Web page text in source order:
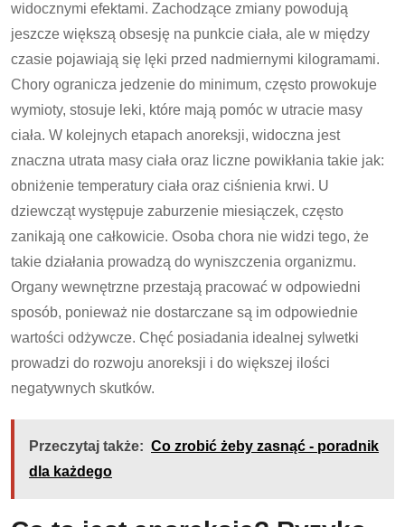
widocznymi efektami. Zachodzące zmiany powodują
jeszcze większą obsesję na punkcie ciała, ale w między
czasie pojawiają się lęki przed nadmiernymi kilogramami.
Chory ogranicza jedzenie do minimum, często prowokuje
wymioty, stosuje leki, które mają pomóc w utracie masy
ciała. W kolejnych etapach anoreksji, widoczna jest
znaczna utrata masy ciała oraz liczne powikłania takie jak:
obniżenie temperatury ciała oraz ciśnienia krwi. U
dziewcząt występuje zaburzenie miesiączek, często
zanikają one całkowicie. Osoba chora nie widzi tego, że
takie działania prowadzą do wyniszczenia organizmu.
Organy wewnętrzne przestają pracować w odpowiedni
sposób, ponieważ nie dostarczane są im odpowiednie
wartości odżywcze. Chęć posiadania idealnej sylwetki
prowadzi do rozwoju anoreksji i do większej ilości
negatywnych skutków.
Przeczytaj także: Co zrobić żeby zasnąć - poradnik
dla każdego